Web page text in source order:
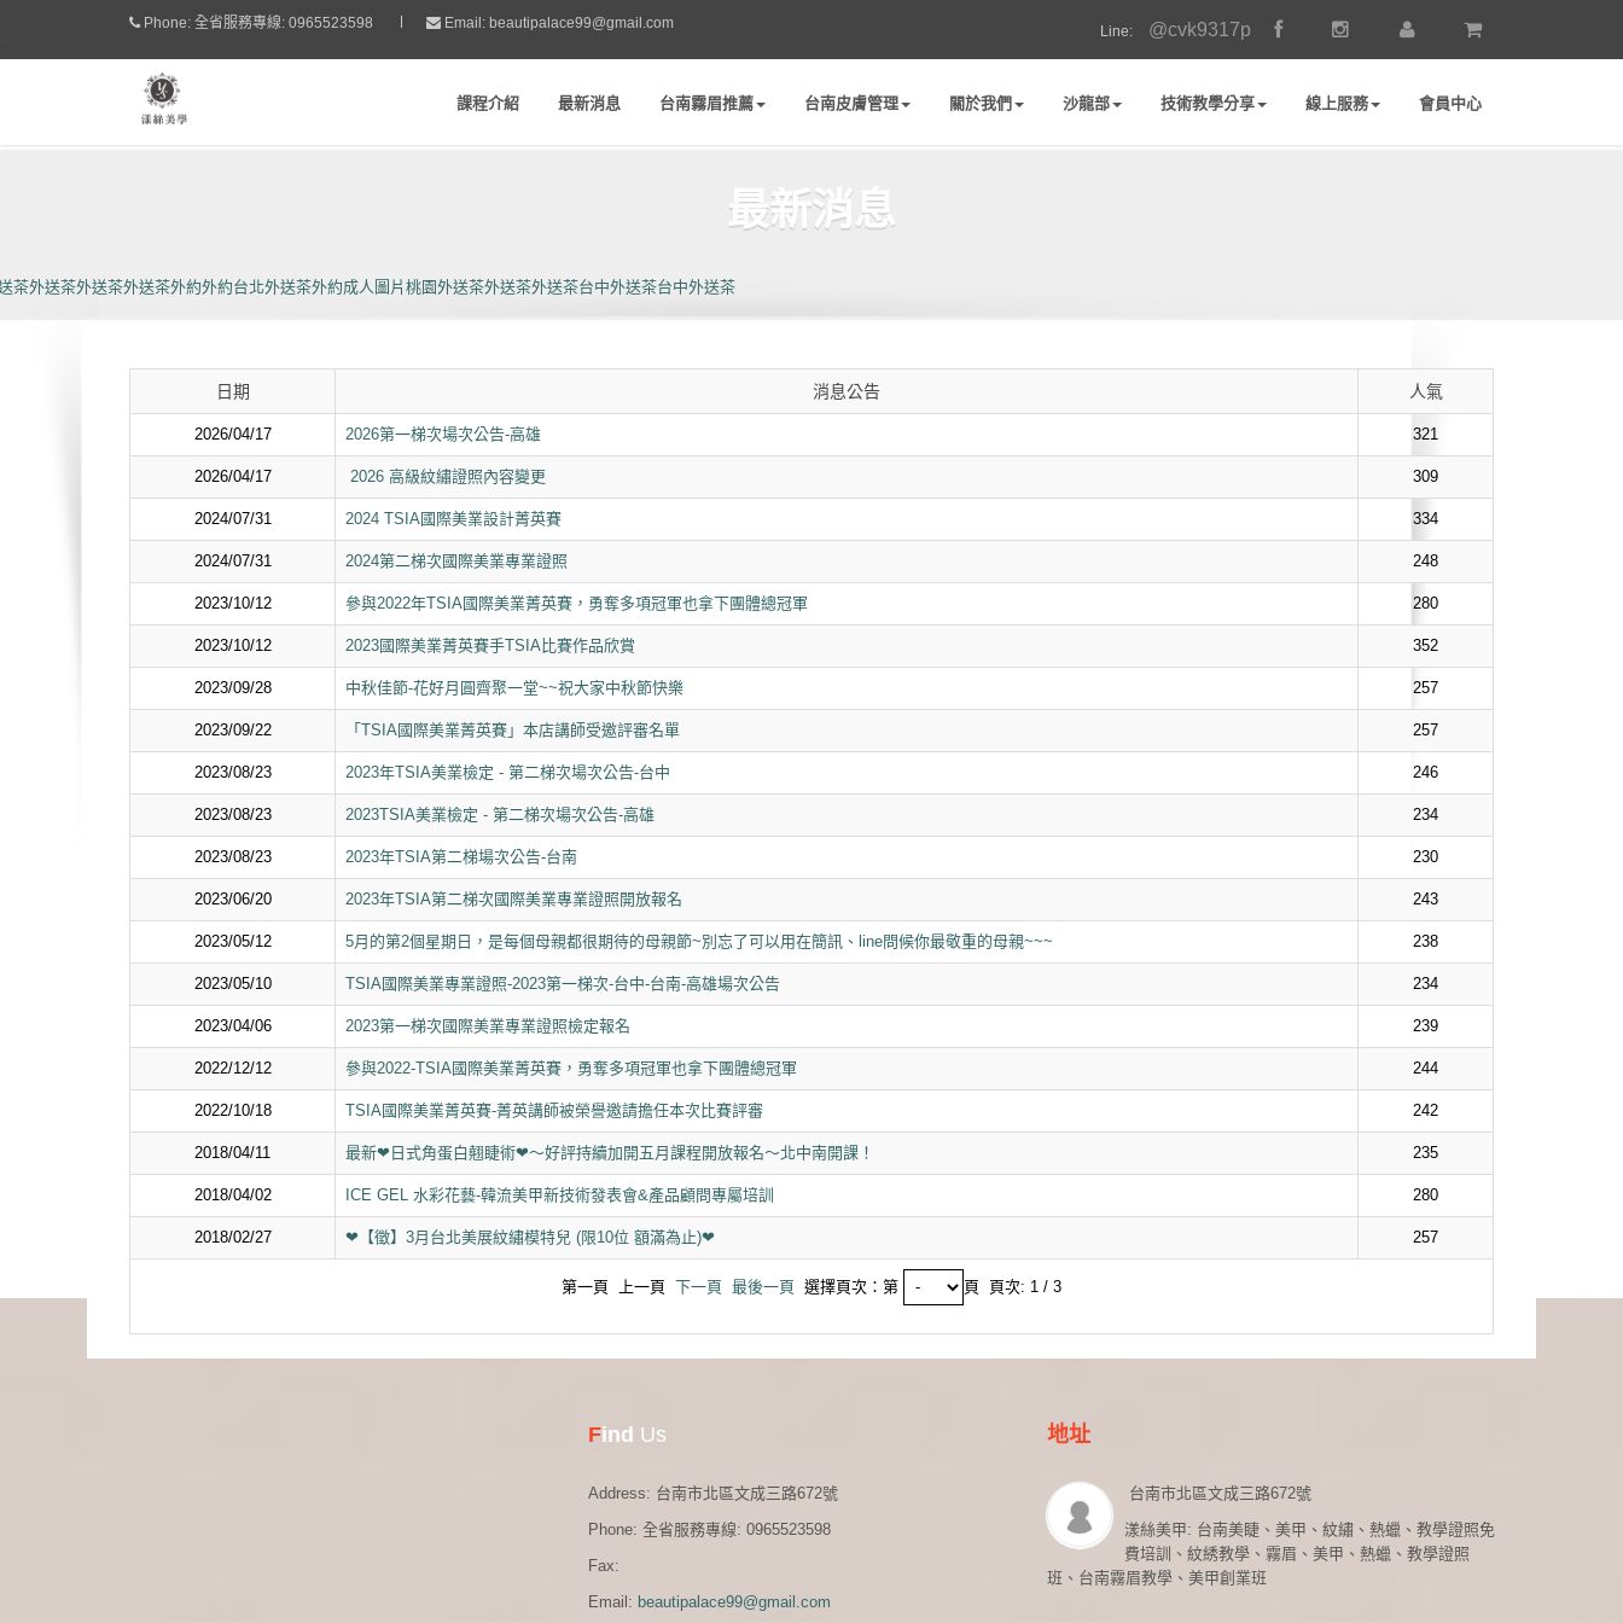
Phone: 全省服務專線: 0965523598 Email: beautipalace99@gmail.com Line: @cvk9317p
課程介紹 最新消息 台南霧眉推薦 台南皮膚管理 關於我們 沙龍部 技術教學分享 線上服務 會員中心
最新消息
日期 消息公告 人氣
2026/04/17 2026第一梯次場次公告-高雄 321
2026/04/17 2026 高級紋繡證照內容變更 309
2024/07/31 2024 TSIA國際美業設計菁英賽 334
2024/07/31 2024第二梯次國際美業專業證照 248
2023/10/12 參與2022年TSIA國際美業菁英賽，勇奪多項冠軍也拿下團體總冠軍 280
2023/10/12 2023國際美業菁英賽手TSIA比賽作品欣賞 352
2023/09/28 中秋佳節-花好月圓齊聚一堂~~祝大家中秋節快樂 257
2023/09/22 「TSIA國際美業菁英賽」本店講師受邀評審名單 257
2023/08/23 2023年TSIA美業檢定 - 第二梯次場次公告-台中 246
2023/08/23 2023TSIA美業檢定 - 第二梯次場次公告-高雄 234
2023/08/23 2023年TSIA第二梯場次公告-台南 230
2023/06/20 2023年TSIA第二梯次國際美業專業證照開放報名 243
2023/05/12 5月的第2個星期日，是每個母親都很期待的母親節~別忘了可以用在簡訊、line問候你最敬重的母親~~~ 238
2023/05/10 TSIA國際美業專業證照-2023第一梯次-台中-台南-高雄場次公告 234
2023/04/06 2023第一梯次國際美業專業證照檢定報名 239
2022/12/12 參與2022-TSIA國際美業菁英賽，勇奪多項冠軍也拿下團體總冠軍 244
2022/10/18 TSIA國際美業菁英賽-菁英講師被榮譽邀請擔任本次比賽評審 242
2018/04/11 最新❤日式角蛋白翹睫術❤～好評持續加開五月課程開放報名～北中南開課！ 235
2018/04/02 ICE GEL 水彩花藝-韓流美甲新技術發表會&產品顧問專屬培訓 280
2018/02/27 ❤【徵】3月台北美展紋繡模特兒 (限10位 額滿為止)❤ 257
第一頁 上一頁 下一頁 最後一頁 選擇頁次：第 頁 頁次: 1 / 3
Find Us
Address: 台南市北區文成三路672號
Phone: 全省服務專線: 0965523598
Fax:
Email: beautipalace99@gmail.com
地址
台南市北區文成三路672號
茶外送茶外送茶外送茶外約外約台北外送茶外約成人圖片 桃園外送茶外送茶外送茶台中外送茶台中外送茶
漾絲美甲: 台南美睫、美甲、紋繡、熱蠟、教學證照免
費培訓、紋綉教學、霧眉、美甲、熱蠟、教學證照
班、台南霧眉教學、美甲創業班